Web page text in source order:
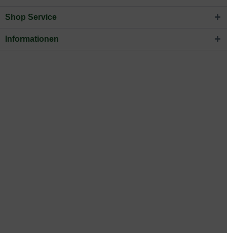
Shop Service
Informationen